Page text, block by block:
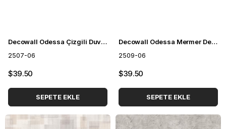
Decowall Odessa Çizgili Duvar Kağıdı 2507-06
2507-06
$39.50
SEPETE EKLE
Decowall Odessa Mermer Desenli Duvar Kağıdı 2509-06
2509-06
$39.50
SEPETE EKLE